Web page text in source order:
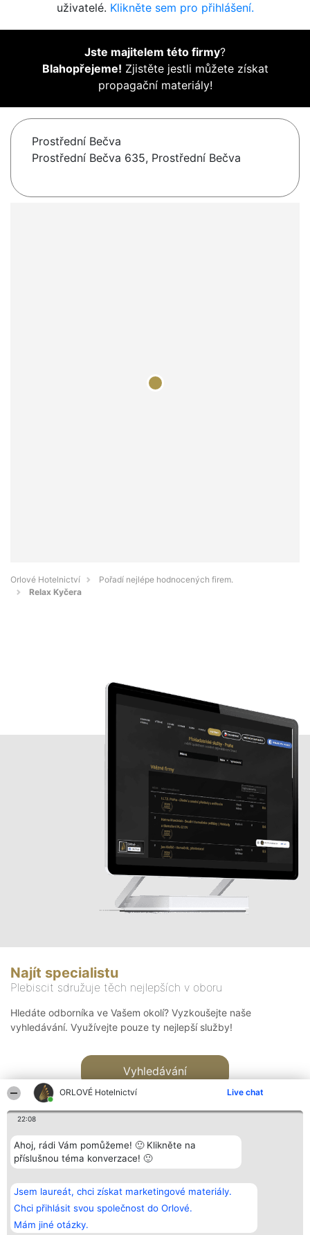
ORLOVÉ Hotelnictví Live chat
22:08
Ahoj, rádi Vám pomůžeme! 🙂 Klikněte na
příslušnou téma konverzace! 🙂
Jsem laureát, chci získat marketingové materiály.
Chci přihlásit svou společnost do Orlové.
Mám jiné otázky.
uživatelé. Klikněte sem pro přihlášení.
Jste majitelem této firmy?
Blahopřejeme! Zjistěte jestli můžete získat
propagační materiály!
Prostřední Bečva
Prostřední Bečva 635, Prostřední Bečva
Orlové Hotelnictví
Pořadí nejlépe hodnocených firem.
Relax Kyčera
Najít specialistu
Plebiscit sdružuje těch nejlepších v oboru
Hledáte odborníka ve Vašem okolí? Vyzkoušejte naše
vyhledávání. Využívejte pouze ty nejlepší služby!
Vyhledávání
Bright Side Solutions sp. z o.
o. sp. k.
ul. Ruska 22
Wrocław 50-079
KRS 0000749100 | Regon
Vítězové
Seznam všech
laureátů
Zásady
Kontakt